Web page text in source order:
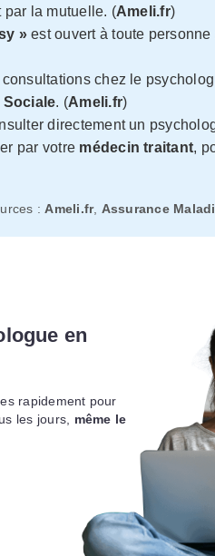
par la mutuelle. (Ameli.fr)
»est ouvert à toute personne
chez le
. (Ameli.fr)
directement un
par votre médecin traitant,
:Ameli.fr, Assurance
en
rapidement pour
les jours, même le